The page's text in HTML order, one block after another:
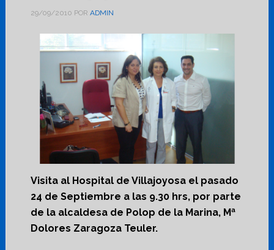
29/09/2010 POR ADMIN
Visita al Hospital de Villajoyosa el pasado
24 de Septiembre a las 9.30 hrs, por parte
de la alcaldesa de Polop de la Marina, Mª
Dolores Zaragoza Teuler.